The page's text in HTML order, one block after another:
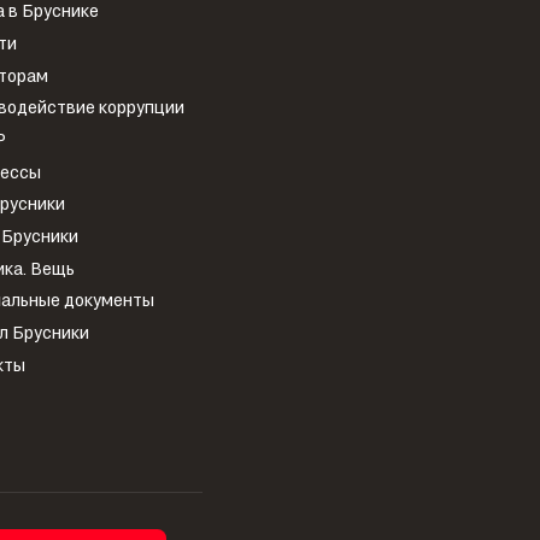
в Бруснике
коррупции
Вещь
документы
Брусники